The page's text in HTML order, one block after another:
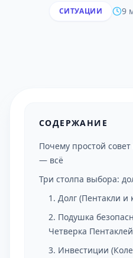
СИТУАЦИИ 9
СОДЕРЖАНИЕ
Почему простой совет
— всё
Три столпа выбора:
1. Долг (Пентакли
2. Подушка
Четверка
3. Инвестиции